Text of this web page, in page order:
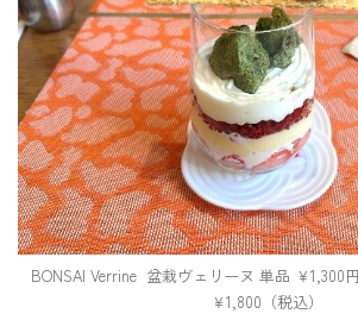
BONSAI Verrine 盆栽ヴェリーヌ 単品 ￥
￥1,800（税込）